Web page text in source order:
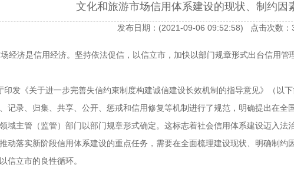
文化和旅游市场信用体系建设的现状、制约因
发布日期：(2021-09-06 09:52:58) 点击次数：
经济是信用经济。坚持依法促信，以信立市，加快以部门规章形式出台信用
发《关于进一步完善失信约束制度构建诚信建设长效机制的指导意见》（以
记录、归集、共享、公开、惩戒和信用修复等机制进行了规范，明确提出在
域主管（监管）部门以部门规章形式确定。这标志着社会信用体系建设迈入
动落实新阶段信用体系建设的重点任务，需要在全面梳理建设现状、明确制
信立市的良性循环。